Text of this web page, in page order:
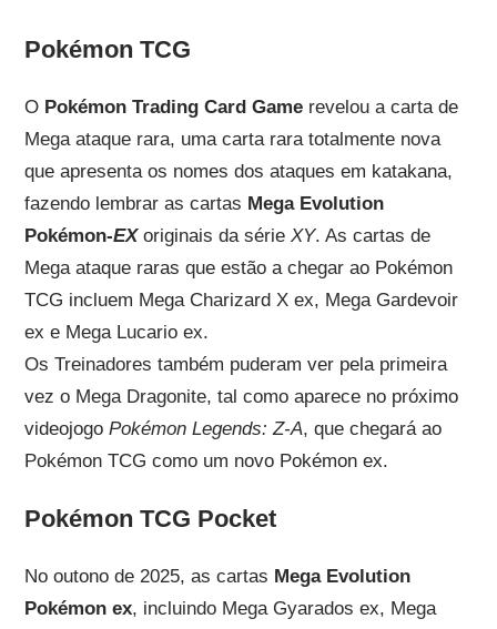
Pokémon TCG
O Pokémon Trading Card Gamerevelou a carta de
Mega ataque rara, uma carta rara totalmente nova
que apresenta os nomes dos ataques em katakana,
fazendo lembrar as cartas Mega Evolution
Pokémon-EXoriginais da série XY. As cartas de
Mega ataque raras que estão a chegar ao Pokémon
TCG incluem Mega Charizard X ex, Mega Gardevoir
ex e Mega Lucario ex.
Os Treinadores também puderam ver pela primeira
vez o Mega Dragonite, tal como aparece no próximo
videojogo Pokémon Legends: Z-A, que chegará ao
Pokémon TCG como um novo Pokémon ex.
Pokémon TCG Pocket
No outono de 2025, as cartas Mega Evolution
Pokémon ex, incluindo Mega Gyarados ex, Mega